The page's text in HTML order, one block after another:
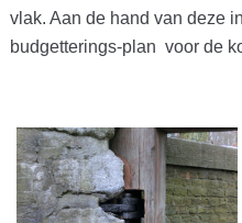
vlak. Aan de hand van deze
budgetterings-plan voor de